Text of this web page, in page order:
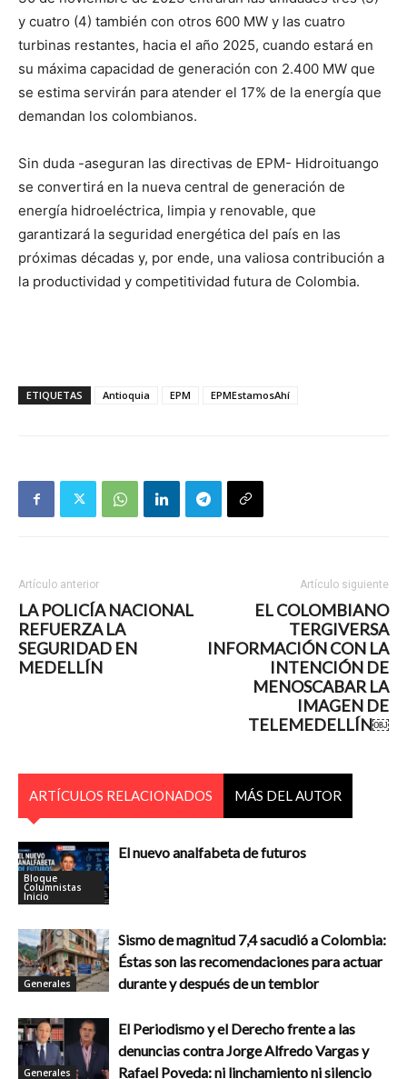
y cuatro (4) también con otros 600 MW y las cuatro
turbinas restantes, hacia el año 2025, cuando estará en
su máxima capacidad de generación con 2.400 MW que
se estima servirán para atender el 17% de la energía que
demandan los colombianos.
Sin duda -aseguran las directivas de EPM- Hidroituango
se convertirá en la nueva central de generación de
energía hidroeléctrica, limpia y renovable, que
garantizará la seguridad energética del país en las
próximas décadas y, por ende, una valiosa contribución a
la productividad y competitividad futura de Colombia.
ETIQUETAS Antioquia EPM EPMEstamosAhí
Artículo anterior
LA POLICÍA NACIONAL
REFUERZA LA
SEGURIDAD EN
MEDELLÍN
Artículo siguiente
EL COLOMBIANO
TERGIVERSA
INFORMACIÓN CON LA
INTENCIÓN DE
MENOSCABAR LA
IMAGEN DE
TELEMEDELLÍN￼
ARTÍCULOS RELACIONADOS MÁS DEL AUTOR
Bloque
Columnistas
Inicio
El nuevo analfabeta de futuros
Generales
Sismo de magnitud 7,4 sacudió a Colombia:
Éstas son las recomendaciones para actuar
durante y después de un temblor
Generales
El Periodismo y el Derecho frente a las
denuncias contra Jorge Alfredo Vargas y
Rafael Poveda: ni linchamiento ni silencio